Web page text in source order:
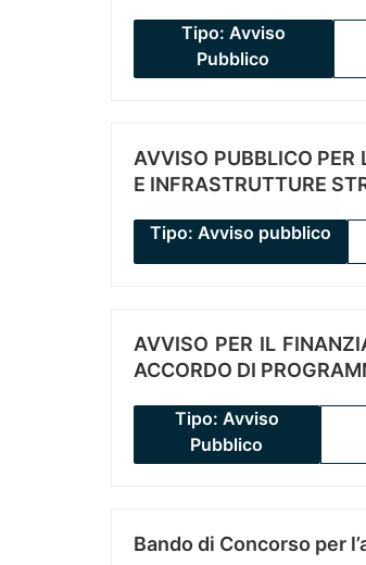
Tipo: Avviso
Pubblico
AVVISO PUBBLICO PER
E INFRASTRUTTURE
Tipo: Avviso pubblico
AVVISO PER IL
ACCORDO DI
Tipo: Avviso
Pubblico
Bando di Concorso per